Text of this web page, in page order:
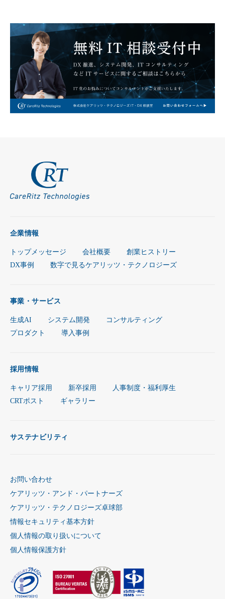
企業情報
トップメッセージ 会社概要
創業ヒストリー
DX事例
数字で見るケアリッツ・テクノロジーズ
事業・サービス
生成AI システム開発
コンサルティング
プロダクト
導入事例
採用情報
キャリア採用 新卒採用
人事制度・福利厚生
CRTポスト
ギャラリー
サステナビリティ
お問い合わせ
ケアリッツ・アンド・パートナーズ
ケアリッツ・テクノロジーズ卓球部
情報セキュリティ基本方針
個人情報の取り扱いについて
個人情報保護方針